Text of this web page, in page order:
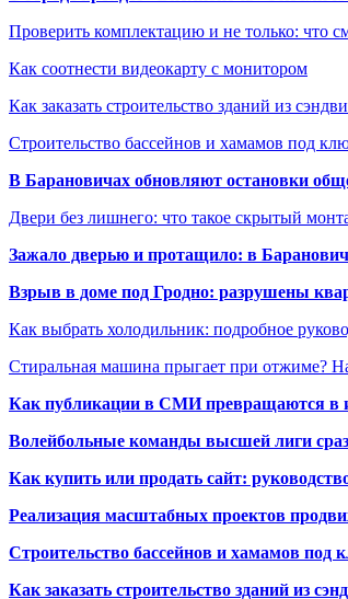
Проверить комплектацию и не только: что
Как соотнести видеокарту с монитором
Как заказать строительство зданий из
Строительство бассейнов и хамамов под
В Барановичах обновляют остановки
Двери без лишнего: что такое скрытый
Зажало дверью и протащило: в
Взрыв в доме под Гродно: разрушены
Как выбрать холодильник: подробное
Стиральная машина прыгает при отжиме?
Как публикации в СМИ превращаются в
Волейбольные команды высшей лиги
Как купить или продать сайт:
Реализация масштабных проектов
Строительство бассейнов и хамамов
Как заказать строительство зданий из